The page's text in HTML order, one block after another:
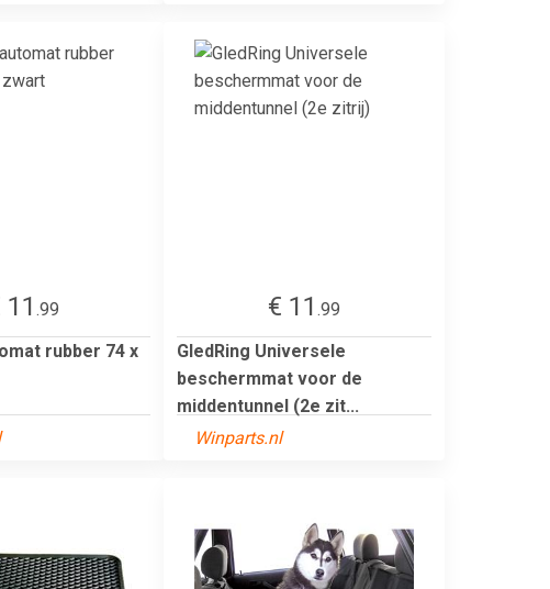
11 .99
rubber 74 x
€ 11 .99
GledRing Universele
beschermmat voor de
middentunnel (2e zit...
Winparts.nl